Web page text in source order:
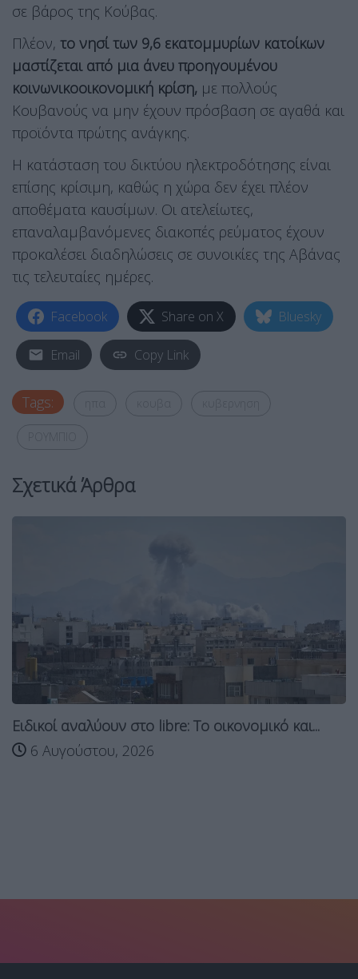
σε βάρος της Κούβας.
Πλέον, το νησί των 9,6 εκατομμυρίων κατοίκων
μαστίζεται από μια άνευ προηγουμένου
κοινωνικοοικονομική κρίση, με πολλούς
Κουβανούς να μην έχουν πρόσβαση σε αγαθά και
προϊόντα πρώτης ανάγκης.
Η κατάσταση του δικτύου ηλεκτροδότησης είναι
επίσης κρίσιμη, καθώς η χώρα δεν έχει πλέον
αποθέματα καυσίμων. Οι ατελείωτες,
επαναλαμβανόμενες διακοπές ρεύματος έχουν
προκαλέσει διαδηλώσεις σε συνοικίες της Αβάνας
τις τελευταίες ημέρες.
Facebook Share on X Bluesky
Email Copy Link
Tags:
Σχετικά Άρθρα
Ειδικοί αναλύουν στο libre: Το οικονομικό και...
6 Αυγούστου, 2026